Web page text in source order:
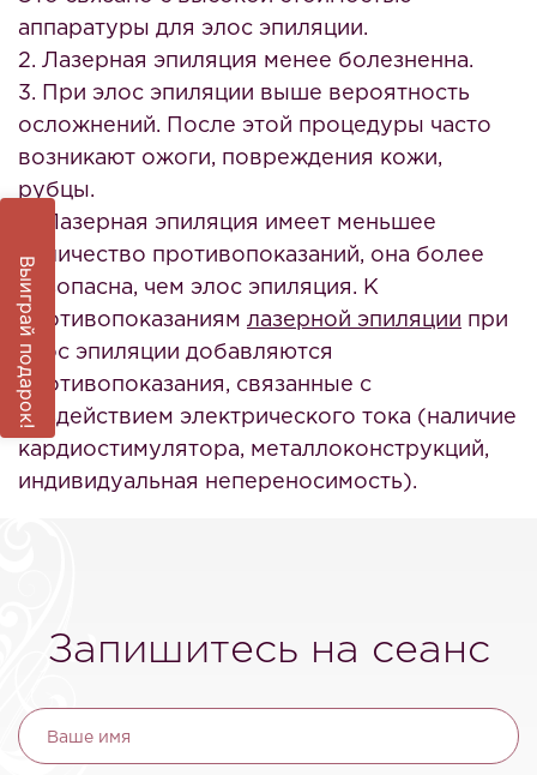
аппаратуры для элос эпиляции.
2. Лазерная эпиляция менее болезненна.
3. При элос эпиляции выше вероятность
осложнений. После этой процедуры часто
возникают ожоги, повреждения кожи,
рубцы.
4. Лазерная эпиляция имеет меньшее
количество противопоказаний, она более
безопасна, чем элос эпиляция. К
противопоказаниям лазерной эпиляции при
элос эпиляции добавляются
противопоказания, связанные с
воздействием электрического тока (наличие
кардиостимулятора, металлоконструкций,
индивидуальная непереносимость).
Запишитесь на сеанс
Ваше имя
Выиграй подарок!